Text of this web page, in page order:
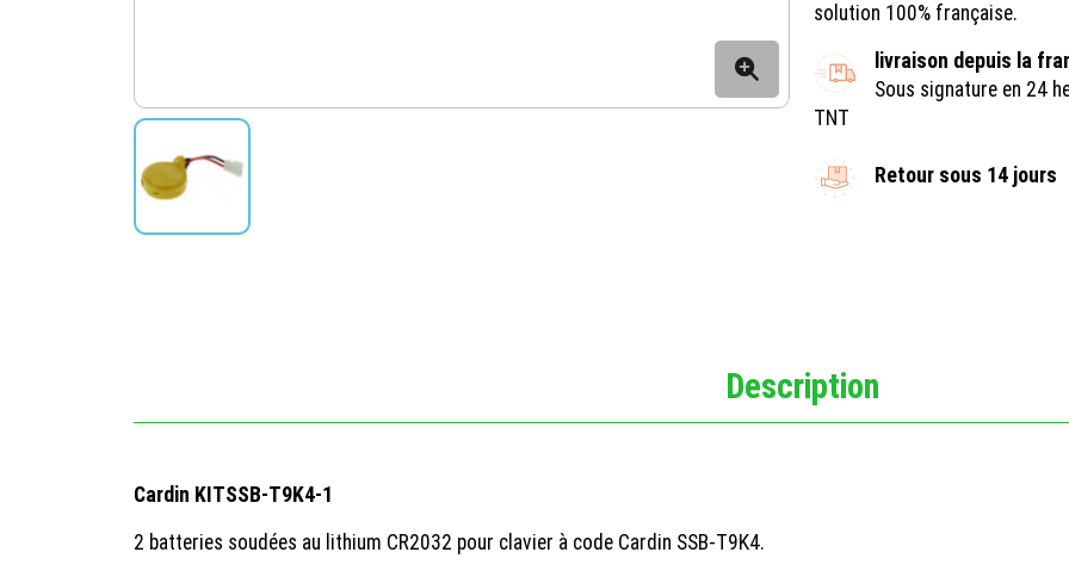
solution 100% française.
livraison depuis la
Sous signature en 24
TNT
Retour sous 14 jours
Description
Cardin KITSSB-T9K4-1
2 batteries soudées au lithium CR2032 pour clavier à code Cardin SSB-T9K4.